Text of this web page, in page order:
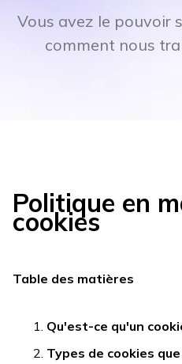
Vous avez le pouvoir
comment nous
Politique en
cookies
Table des matières
Qu'est-ce qu'un
Types de cookies